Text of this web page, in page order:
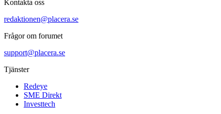
Kontakta oss
redaktionen@placera.se
Frågor om forumet
support@placera.se
Tjänster
Redeye
SME Direkt
Investtech